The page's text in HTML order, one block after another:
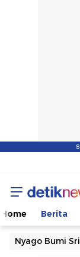
Home Berita
Nyago Bumi